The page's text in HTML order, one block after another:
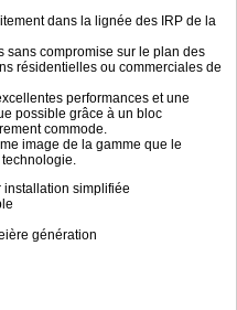
dans la lignée des IRP de la
sans compromise sur le plan des
résidentielles ou commerciales de
performances et une
possible grâce à un bloc
commode.
image de la gamme que le
installation simplifiée
génération